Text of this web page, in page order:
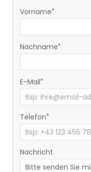
Vorname
Nachname
E-Mail
Telefon
Nachricht